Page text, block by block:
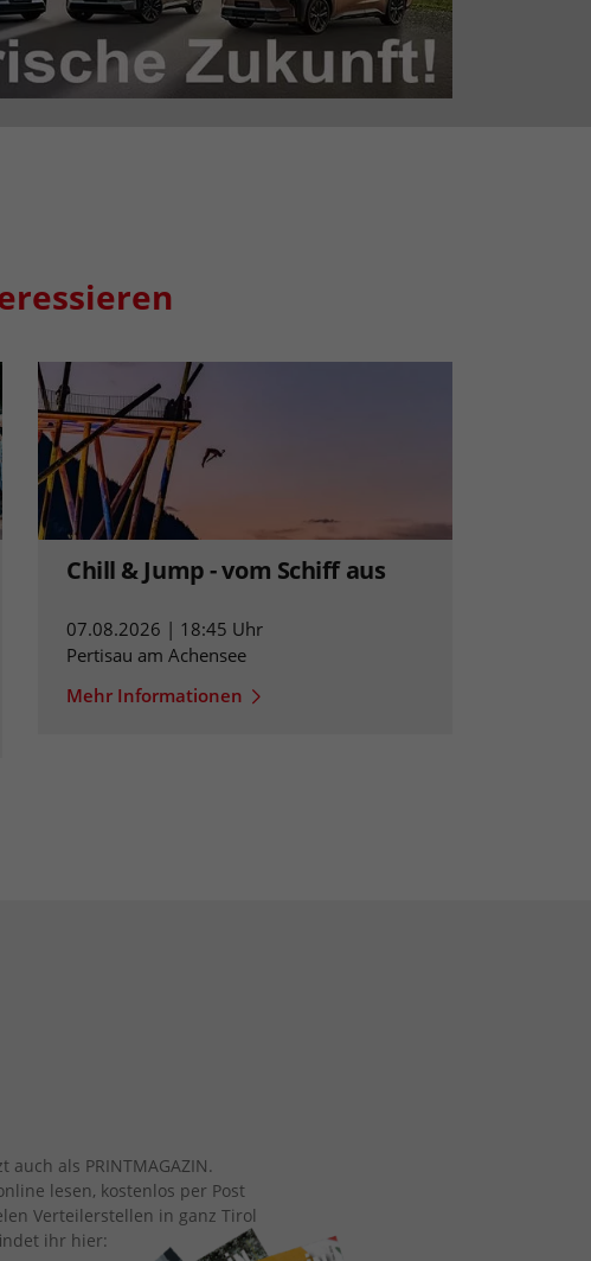
Chill & Jump - vom Schiff aus
07.08.2026 | 18:45 Uhr
Pertisau am Achensee
Mehr Informationen
als PRINTMAGAZIN.
lesen, kostenlos per Post
Verteilerstellen in ganz Tirol
ihr hier: